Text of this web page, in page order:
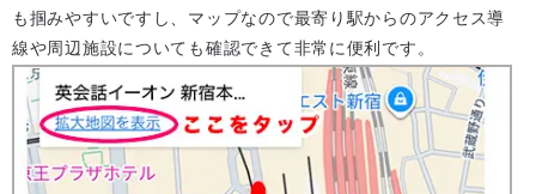
も掴みやすいですし、マップなので最寄り駅からのアクセス導
線や周辺施設についても確認できて非常に便利です。